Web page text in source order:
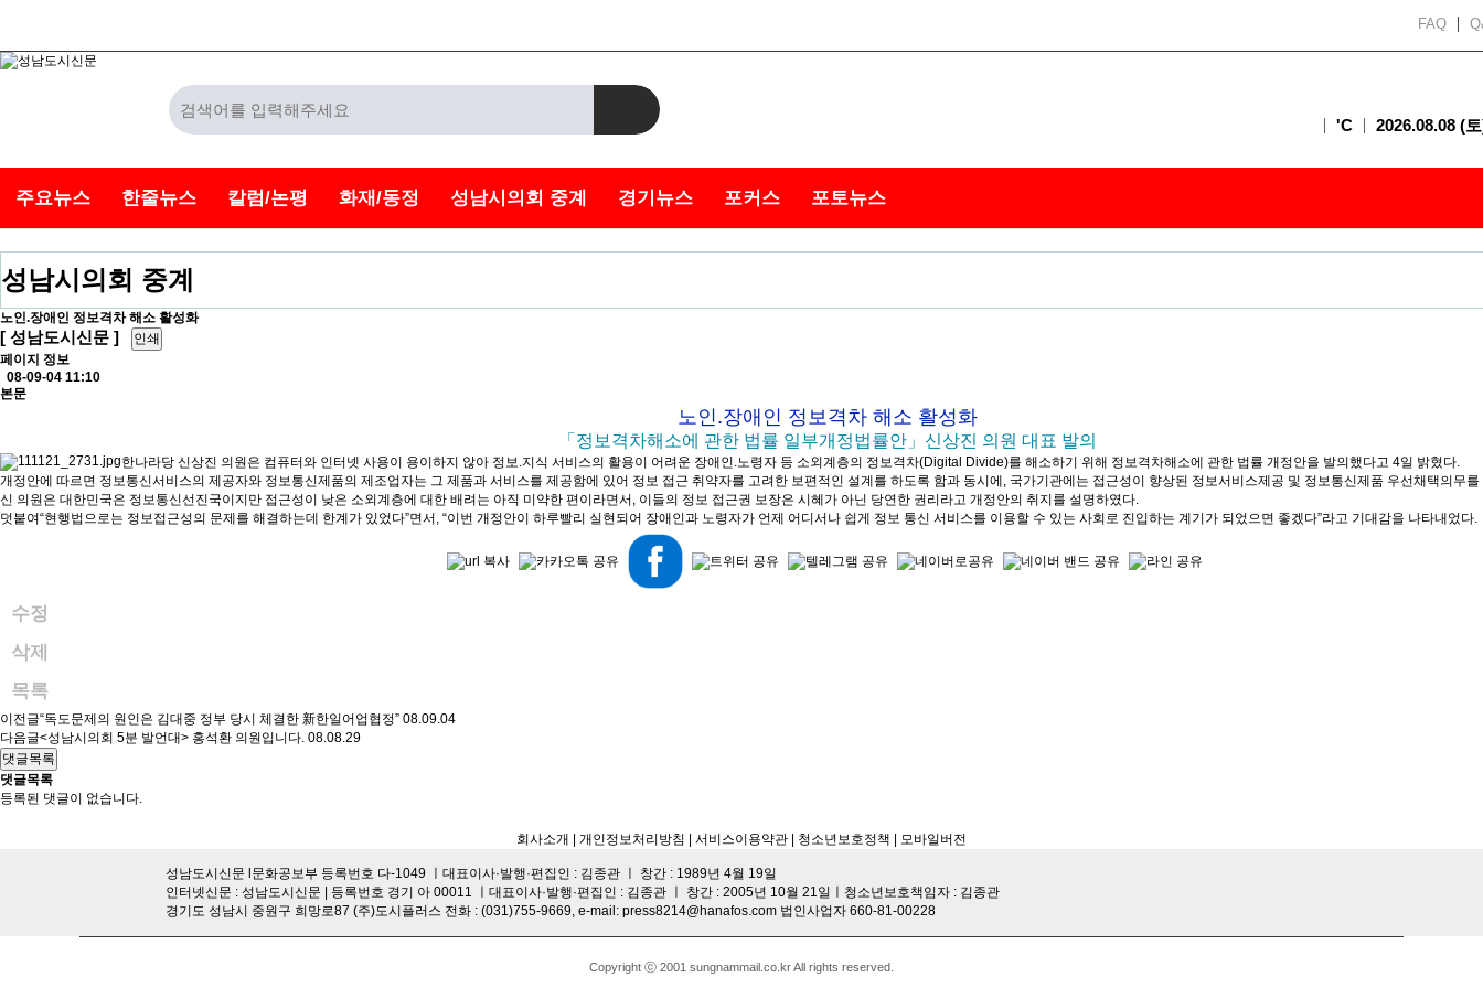
FAQ
'C 2026.08.08 (
주요뉴스 한줄뉴스 칼럼/논평 화재/동정 성남시의회 중계 경기뉴스 포커스 포토뉴스
성남시의회 중계
노인.장애인 정보격차 해소 활성화
[ 성남도시신문 ]
인쇄
페이지 정보
08-09-04 11:10
본문
노인.장애인 정보격차 해소 활성화
「정보격차해소에 관한 법률 일부개정법률안」신상진 의원 대표 발의
한나라당 신상진 의원은 컴퓨터와 인터넷 사용이 용이하지 않아 정보.지식 서비스의 활용이 어려운 장애인.노령자 등 소외계층의 정보격차(Digital Divide)를 해소하기 위해 정보격차해소에 관한 법률 개정안을 발의했다고 4일 밝혔다.
개정안에 따르면 정보통신서비스의 제공자와 정보통신제품의 제조업자는 그 제품과 서비스를 제공함에 있어 정보 접근 취약자를 고려한 보편적인 설계를 하도록 함과 동시에, 국가기관에는 접근성이 향상된 정보서비스제공 및 정보통신제품 우선채택의무를
신 의원은 대한민국은 정보통신선진국이지만 접근성이 낮은 소외계층에 대한 배려는 아직 미약한 편이라면서, 이들의 정보 접근권 보장은 시혜가 아닌 당연한 권리라고 개정안의 취지를 설명하였다.
덧붙여“현행법으로는 정보접근성의 문제를 해결하는데 한계가 있었다”면서, “이번 개정안이 하루빨리 실현되어 장애인과 노령자가 언제 어디서나 쉽게 정보 통신 서비스를 이용할 수 있는 사회로 진입하는 계기가 되었으면 좋겠다”라고 기대감을 나타내었다.
수정
삭제
목록
이전글“독도문제의 원인은 김대중 정부 당시 체결한 新한일어업협정” 08.09.04
다음글<성남시의회 5분 발언대> 홍석환 의원입니다. 08.08.29
댓글목록
댓글목록
등록된 댓글이 없습니다.
회사소개 | 개인정보처리방침 | 서비스이용약관 | 청소년보호정책 | 모바일버전
성남도시신문 l문화공보부 등록번호 다-1049 ㅣ대표이사·발행·편집인 : 김종관 ㅣ 창간 : 1989년 4월 19일
인터넷신문 : 성남도시신문 | 등록번호 경기 아 00011 ㅣ대표이사·발행·편집인 : 김종관 ㅣ 창간 : 2005년 10월 21일ㅣ청소년보호책임자 : 김종관
경기도 성남시 중원구 희망로87 (주)도시플러스 전화 : (031)755-9669, e-mail: press8214@hanafos.com 법인사업자 660-81-00228
Copyright ⓒ 2001 sungnammail.co.kr All rights reserved.